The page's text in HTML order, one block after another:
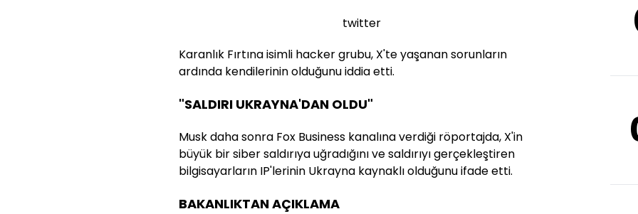
twitter
Karanlık Fırtına isimli hacker grubu, X'te yaşanan sorunların
ardında kendilerinin olduğunu iddia etti.
"SALDIRI UKRAYNA'DAN OLDU"
Musk daha sonra Fox Business kanalına verdiği röportajda, X'in
büyük bir siber saldırıya uğradığını ve saldırıyı gerçekleştiren
bilgisayarların IP'lerinin Ukrayna kaynaklı olduğunu ifade etti.
BAKANLIKTAN AÇIKLAMA